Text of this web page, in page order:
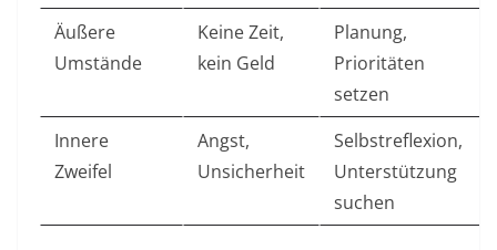
Äußere
Umstände
Keine Zeit,
kein Geld
Planung,
Prioritäten
setzen
Innere
Zweifel
Angst,
Unsicherheit
Selbstreflexion,
Unterstützung
suchen